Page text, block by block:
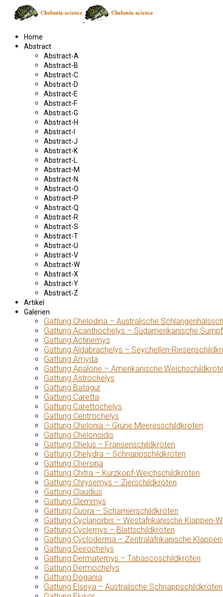
Home
Abstract
Abstract-A
Abstract-B
Abstract-C
Abstract-D
Abstract-E
Abstract-F
Abstract-G
Abstract-H
Abstract-I
Abstract-J
Abstract-K
Abstract-L
Abstract-M
Abstract-N
Abstract-O
Abstract-P
Abstract-Q
Abstract-R
Abstract-S
Abstract-T
Abstract-U
Abstract-V
Abstract-W
Abstract-X
Abstract-Y
Abstract-Z
Artikel
Galerien
Gattung Chelodina – Australische
Gattung Acanthochelys – Südamerikanische
Gattung Actinemys
Gattung Aldabrachelys – Seychellen-
Gattung Amyda
Gattung Apalone – Amerikanische
Gattung Astrochelys
Gattung Batagur
Gattung Caretta
Gattung Carettochelys
Gattung Centrochelys
Gattung Chelonia – Grüne Meeresschildkröten
Gattung Chelonoidis
Gattung Chelus – Fransenschildkröten
Gattung Chelydra – Schnappschildkröten
Gattung Chersina
Gattung Chitra – Kurzkopf-Weichschildkröten
Gattung Chrysemys – Zierschildkröten
Gattung Claudius
Gattung Clemmys
Gattung Cuora – Scharnierschildkröten
Gattung Cyclanorbis – Westafrikanische Klappen-
Gattung Cyclemys – Blattschildkröten
Gattung Cycloderma – Zentralafrikanische
Gattung Deirochelys
Gattung Dermatemys – Tabascoschildkröten
Gattung Dermochelys
Gattung Dogania
Gattung Elseya – Australische Schnappschildkröten